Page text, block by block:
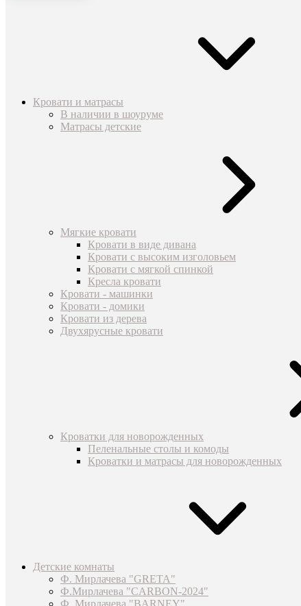
Кровати и матрасы
В наличии в шоуруме
Матрасы детские
Мягкие кровати
Кровати в виде дивана
Кровати с высоким изголовьем
Кровати с мягкой спинкой
Кресла кровати
Кровати - машинки
Кровати - домики
Кровати из дерева
Двухярусные кровати
Кроватки для новорожденных
Пеленальные столы и комоды
Кроватки и матрасы для новорожденных
Детские комнаты
Ф. Мирлачева "GRETA"
Ф.Мирлачева "CARBON-2024"
Ф. Мирлачева "BARNEY"